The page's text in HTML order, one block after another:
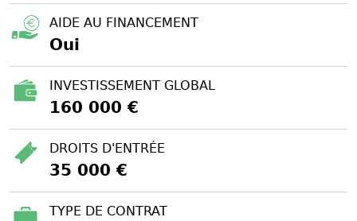
AIDE AU FINANCEMENT
Oui
INVESTISSEMENT GLOBAL
160 000 €
DROITS D'ENTRÉE
35 000 €
TYPE DE CONTRAT